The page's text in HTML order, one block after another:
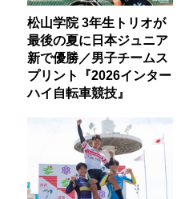
松山学院 3年生トリオが
最後の夏に日本ジュニア
新で優勝／男子チームス
プリント『2026インター
ハイ自転車競技』